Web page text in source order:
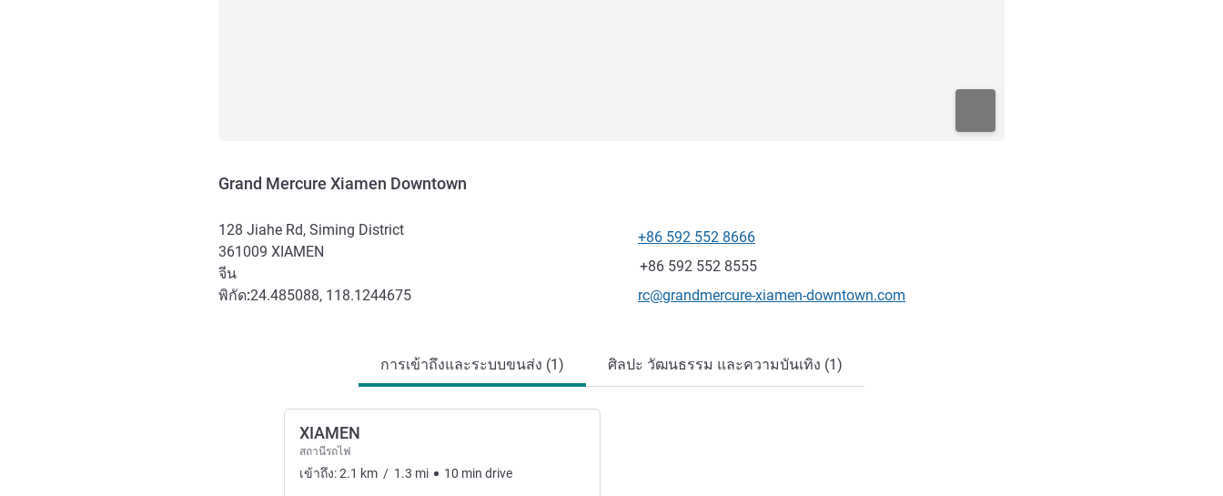
Grand Mercure Xiamen Downtown
128 Jiahe Rd, Siming District
361009 XIAMEN
จีน
พิกัด:24.485088, 118.1244675
โทรศัพท์
+86 592 552 8666
แฟกซ์
+86 592 552 8555
อีเมลติดต่อ
rc@grandmercure-xiamen-downtown.com
การเข้าถึงและระบบขนส่ง (1) ศิลปะ วัฒนธรรม และความบันเทิง (1)
XIAMEN
สถานีรถไฟ
เข้าถึง:2.1 km / 1.3 mi 10 min drive